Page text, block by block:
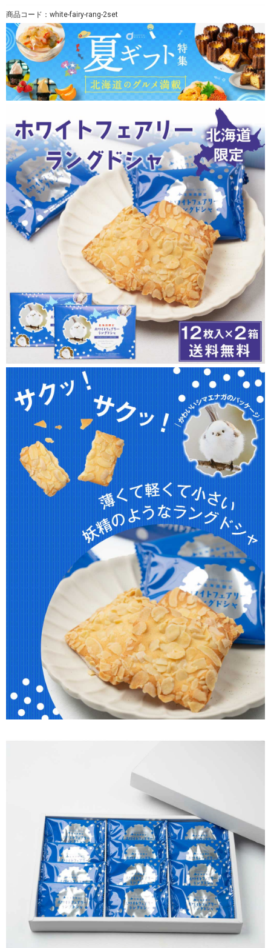
商品コード：white-fairy-rang-2set